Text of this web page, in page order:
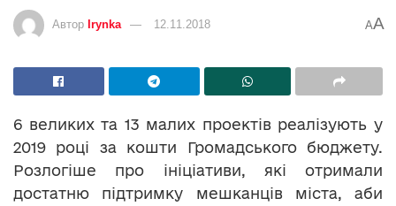
Автор Irynka 12.11.2018 AA
6 великих та 13 малих проектів реалізують у
2019 році за кошти Громадського бюджету.
Розлогіше про ініціативи, які отримали
достатню підтримку мешканців міста, аби